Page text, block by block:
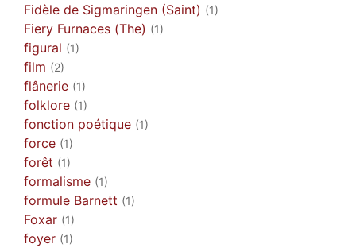
Fidèle de Sigmaringen (Saint) (1)
Fiery Furnaces (The) (1)
figural (1)
film (2)
flânerie (1)
folklore (1)
fonction poétique (1)
force (1)
forêt (1)
formalisme (1)
formule Barnett (1)
Foxar (1)
foyer (1)